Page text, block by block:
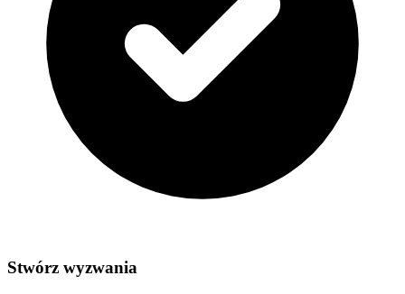
Stwórz wyzwania